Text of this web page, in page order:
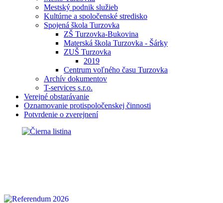
Mestský podnik služieb
Kultúrne a spoločenské stredisko
Spojená škola Turzovka
ZŠ Turzovka-Bukovina
Materská škola Turzovka - Šárky
ZUŠ Turzovka
2019
Centrum voľného času Turzovka
Archív dokumentov
T-services s.r.o.
Verejné obstarávanie
Oznamovanie protispoločenskej činnosti
Potvrdenie o zverejnení